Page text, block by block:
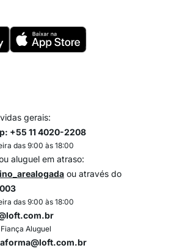
gerais:
+55 11 4020-2208
das 9:00 às 18:00
aluguel em atraso:
ou através do
das 9:00 às 18:00
Aluguel